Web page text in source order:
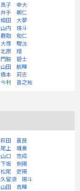
真子 幸大
井手 朝仁
相田 大夢
山内 瑛斗
鹿取 和仁
大塚 駿汰
北原 翔
門脇 碧士
山田 航暉
橋本 莉志
今利 喜之祐
萩田 蒼良
尾上 颯奏
山口 悠成
下坂 俐陽
松尾 吏陽
久留須 陽斗
山田 真暉